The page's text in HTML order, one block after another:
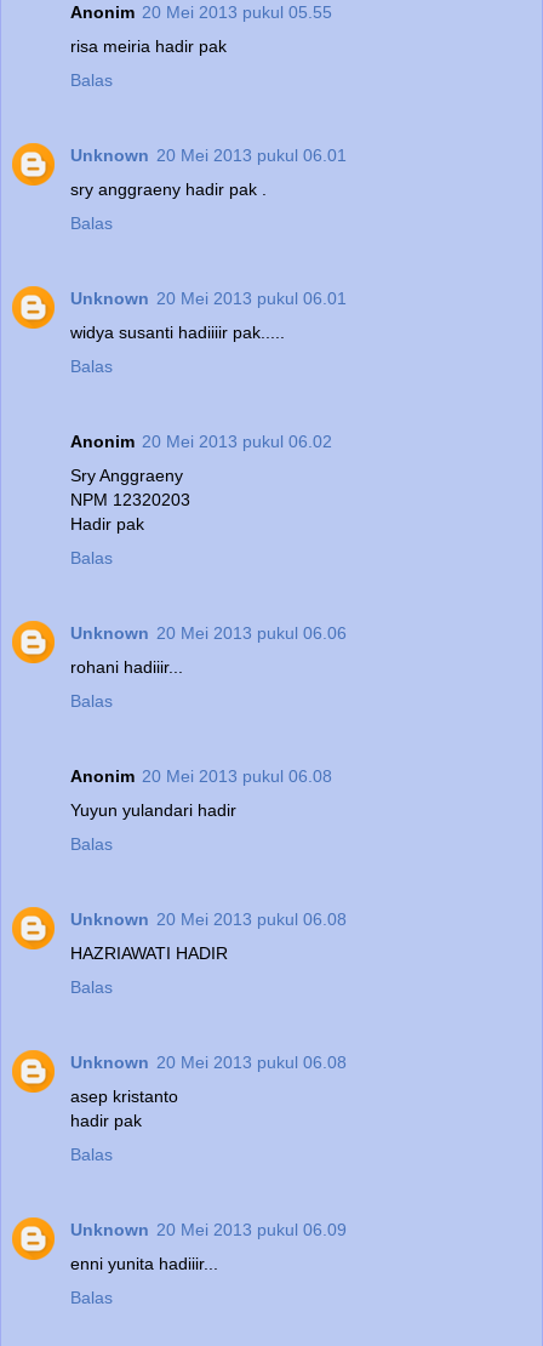
Anonim 20 Mei 2013 pukul 05.55
risa meiria hadir pak
Balas
Unknown 20 Mei 2013 pukul 06.01
sry anggraeny hadir pak .
Balas
Unknown 20 Mei 2013 pukul 06.01
widya susanti hadiiiir pak.....
Balas
Anonim 20 Mei 2013 pukul 06.02
Sry Anggraeny
NPM 12320203
Hadir pak
Balas
Unknown 20 Mei 2013 pukul 06.06
rohani hadiiir...
Balas
Anonim 20 Mei 2013 pukul 06.08
Yuyun yulandari hadir
Balas
Unknown 20 Mei 2013 pukul 06.08
HAZRIAWATI HADIR
Balas
Unknown 20 Mei 2013 pukul 06.08
asep kristanto
hadir pak
Balas
Unknown 20 Mei 2013 pukul 06.09
enni yunita hadiiir...
Balas